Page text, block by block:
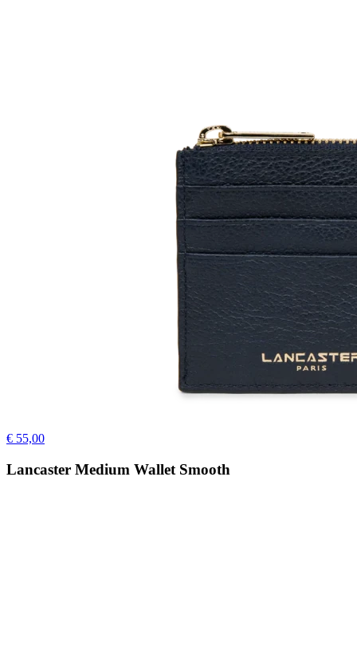
€ 55,00
Lancaster Medium Wallet Smooth